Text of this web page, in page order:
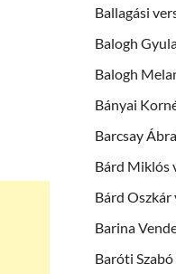
Ballagási
Balogh
Balogh
Bányai
Barcsay
Bárd Miklós
Bárd Oszkár
Barina
Baróti